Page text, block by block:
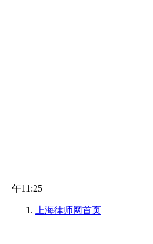
午11:25
上海律师网首页